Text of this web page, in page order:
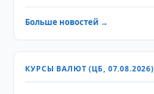
Больше новостей →
КУРСЫ ВАЛЮТ (ЦБ, 07.08.2026)